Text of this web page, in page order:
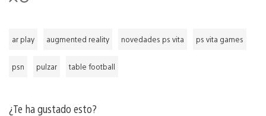
ar play augmented reality novedades ps vita ps vita games
psn pulzar table football
¿Te ha gustado esto?